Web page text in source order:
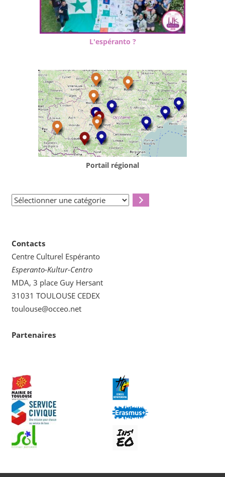
L'espéranto ?
Portail régional
Sélectionner
Contacts
Centre Culturel Espéranto
Esperanto-Kultur-Centro
MDA, 3 place Guy Hersant
31031 TOULOUSE CEDEX
toulouse@occeo.net
Partenaires